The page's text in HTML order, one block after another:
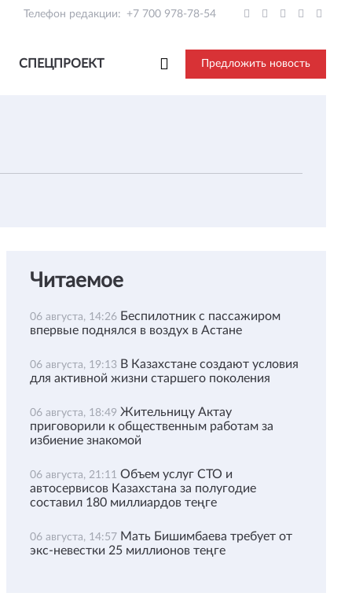
Телефон редакции: +7 700 978-78-54
СПЕЦПРОЕКТ Предложить новость
Читаемое
06 августа, 14:26 Беспилотник с пассажиром
впервые поднялся в воздух в Астане
06 августа, 19:13 В Казахстане создают условия
для активной жизни старшего поколения
06 августа, 18:49 Жительницу Актау
приговорили к общественным работам за
избиение знакомой
06 августа, 21:11 Объем услуг СТО и
автосервисов Казахстана за полугодие
составил 180 миллиардов теңге
06 августа, 14:57 Мать Бишимбаева требует от
экс-невестки 25 миллионов теңге